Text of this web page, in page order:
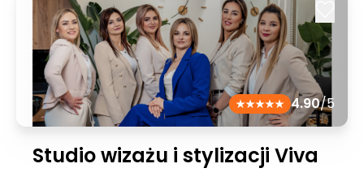
4.90/5
Studio wizażu i stylizacji Viva